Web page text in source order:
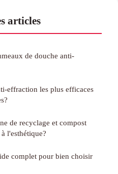
articles
de douche anti-
effraction les plus efficaces
de recyclage et compost
l'esthétique?
complet pour bien choisir